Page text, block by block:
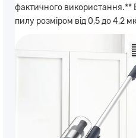
фактичного використання.**
пилу розміром від 0,5 до 4,2